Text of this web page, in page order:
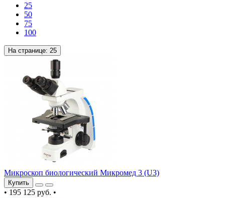
25
50
75
100
На странице: 25
Микроскоп биологический Микромед 3 (U3)
Купить
• 195 125 руб. •